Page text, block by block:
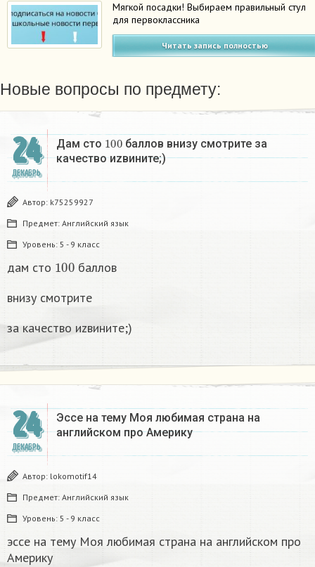
Мягкой посадки! Выбираем правильный стул
для первоклассника
Читать запись полностью
Новые вопросы по предмету:
24
ДЕКАБРЬ
Дам сто 100баллов внизу смотрите за
качество иzвините;)
Автор: k75259927
Предмет: Английский язык
Уровень: 5 - 9 класс
дам сто 100 баллов
внизу смотрите
за качество иzвините;)
24
ДЕКАБРЬ
Эссе на тему Моя любимая страна на
английском про Америку​
Автор: lokomotif14
Предмет: Английский язык
Уровень: 5 - 9 класс
эссе на тему Моя любимая страна на английском про
Америку​